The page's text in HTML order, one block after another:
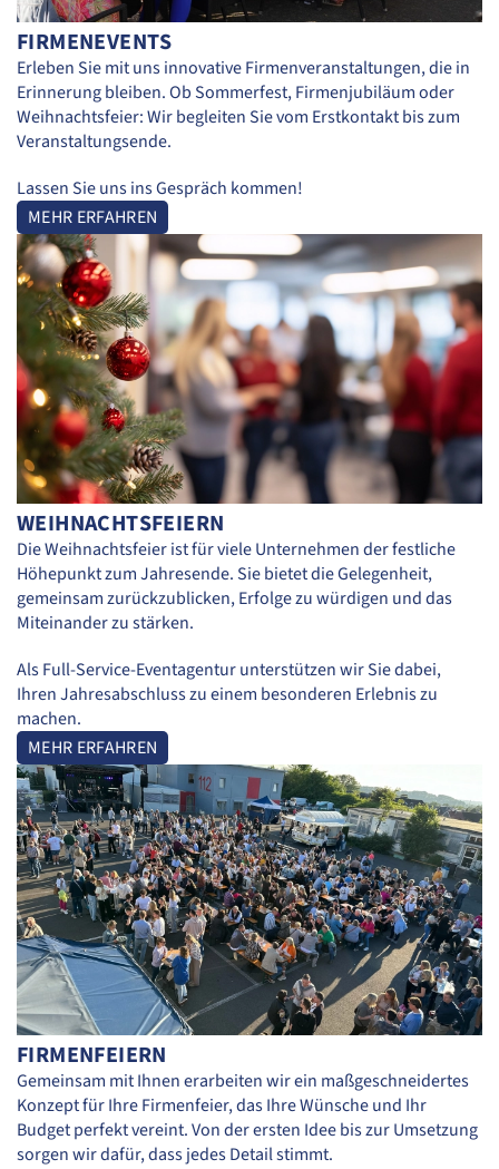
FIRMENEVENTS
Erleben Sie mit uns innovative Firmenveranstaltungen, die in
Erinnerung bleiben. Ob Sommerfest, Firmenjubiläum oder
Weihnachtsfeier: Wir begleiten Sie vom Erstkontakt bis zum
Veranstaltungsende.
Lassen Sie uns ins Gespräch kommen!
MEHR ERFAHREN
WEIHNACHTSFEIERN
Die Weihnachtsfeier ist für viele Unternehmen der festliche
Höhepunkt zum Jahresende. Sie bietet die Gelegenheit,
gemeinsam zurückzublicken, Erfolge zu würdigen und das
Miteinander zu stärken.
Als Full-Service-Eventagentur unterstützen wir Sie dabei,
Ihren Jahresabschluss zu einem besonderen Erlebnis zu
machen.
MEHR ERFAHREN
FIRMENFEIERN
Gemeinsam mit Ihnen erarbeiten wir ein maßgeschneidertes
Konzept für Ihre Firmenfeier, das Ihre Wünsche und Ihr
Budget perfekt vereint. Von der ersten Idee bis zur Umsetzung
sorgen wir dafür, dass jedes Detail stimmt.